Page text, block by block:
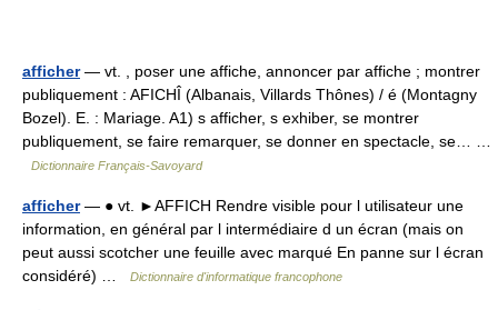
afficher— vt. , poser une affiche, annoncer par affiche ; montrer
publiquement : AFICHÎ (Albanais, Villards Thônes) / é (Montagny
Bozel). E. : Mariage. A1) s afficher, s exhiber, se montrer
publiquement, se faire remarquer, se donner en spectacle, se… …
Dictionnaire Français-Savoyard
afficher— ● vt. ►AFFICH Rendre visible pour l utilisateur une
information, en général par l intermédiaire d un écran (mais on
peut aussi scotcher une feuille avec marqué En panne sur l écran
considéré) …
Dictionnaire d'informatique francophone